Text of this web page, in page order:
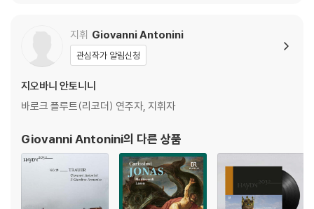
지휘 Giovanni Antonini
관심작가 알림신청
지오바니 안토니니
바로크 플루트(리코더) 연주자, 지휘자
Giovanni Antonini의 다른 상품